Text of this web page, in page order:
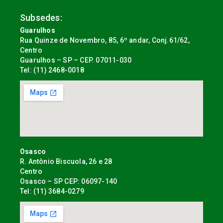
Subsedes:
Guarulhos
Rua Quinze de Novembro, 85, 6º andar, Conj.61/62,
Centro
Guarulhos – SP – CEP. 07011-030
Tel: (11) 2468-0018
Osasco
R. Antônio Biscuola, 26 e 28
Centro
Osasco – SP CEP: 06097-140
Tel: (11) 3684-0279